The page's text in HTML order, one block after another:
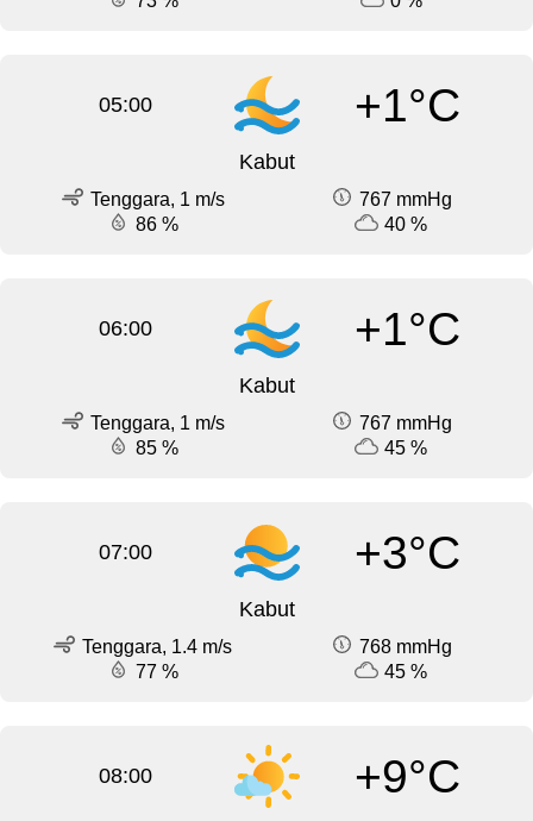
05:00 +1°C
Kabut
Tenggara, 1 m/s
767 mmHg
86 %
40 %
06:00 +1°C
Kabut
Tenggara, 1 m/s
767 mmHg
85 %
45 %
07:00 +3°C
Kabut
Tenggara, 1.4 m/s
768 mmHg
77 %
45 %
08:00 +9°C